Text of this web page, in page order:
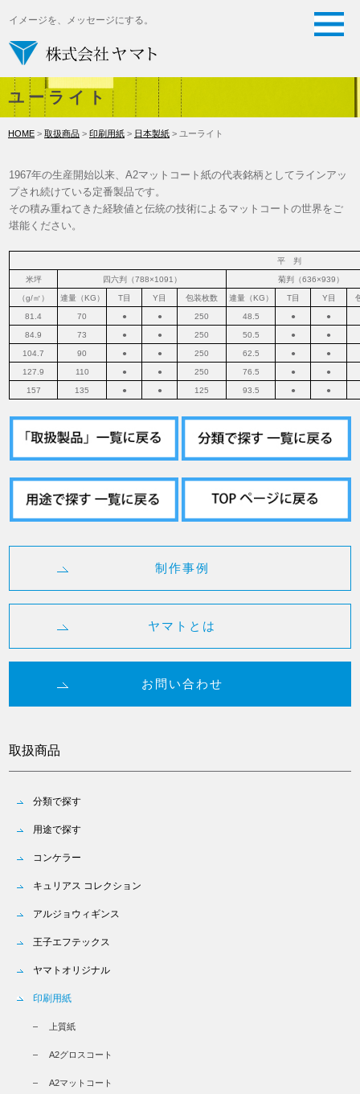
イメージを、メッセージにする。
ユーライト
HOME > 取扱商品 > 印刷用紙 > 日本製紙 > ユーライト
1967年の生産開始以来、A2マットコート紙の代表銘柄としてラインアッ
プされ続けている定番製品です。
その積み重ねてきた経験値と伝統の技術によるマットコートの世界をご
堪能ください。
平 判
米坪 四六判（788×1091） 菊判（636×939）
（g/㎡） 連量（KG） T目 Y目 包装枚数 連量（KG） T目 Y目
81.4 70 ● ● 250 48.5 ● ●
84.9 73 ● ● 250 50.5 ● ●
104.7 90 ● ● 250 62.5 ● ●
127.9 110 ● ● 250 76.5 ● ●
157 135 ● ● 125 93.5 ● ●
制作事例
ヤマトとは
お問い合わせ
取扱商品
分類で探す
用途で探す
コンケラー
キュリアス コレクション
アルジョウィギンス
王子エフテックス
ヤマトオリジナル
印刷用紙
上質紙
A2グロスコート
A2マットコート